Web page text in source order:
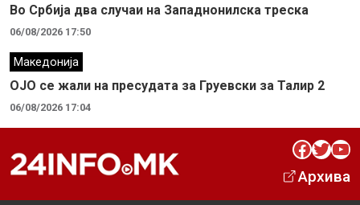
Во Србија два случaи на Западнонилска треска
06/08/2026 17:50
Македонија
ОЈО се жали на пресудата за Груевски за Талир 2
06/08/2026 17:04
Facebook Twitter YouTube
Архива